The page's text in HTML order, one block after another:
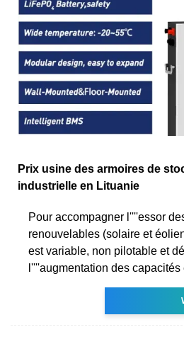
Prix usine des armoires de
industrielle en Lituanie
Pour accompagner l''''essor
renouvelables (solaire et
est variable, non pilotable et
l''''augmentation des